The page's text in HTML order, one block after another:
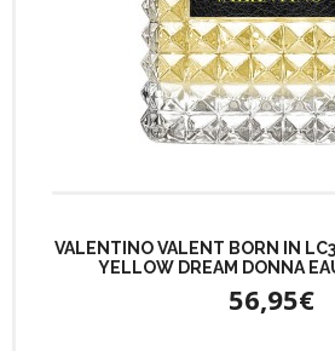
VALENTINO VALENT BORN IN
YELLOW DREAM DONNA
56,95€